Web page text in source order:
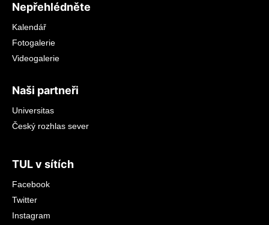
Nepřehlédněte
Kalendář
Fotogalerie
Videogalerie
Naši partneři
Universitas
Český rozhlas sever
TUL v sítích
Facebook
Twitter
Instagram